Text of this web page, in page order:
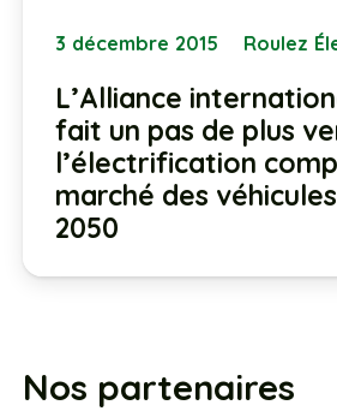
3 décembre 2015 Roulez
L’Alliance
fait un pas de plus
l’électrification
marché des
2050
Nos partenaires